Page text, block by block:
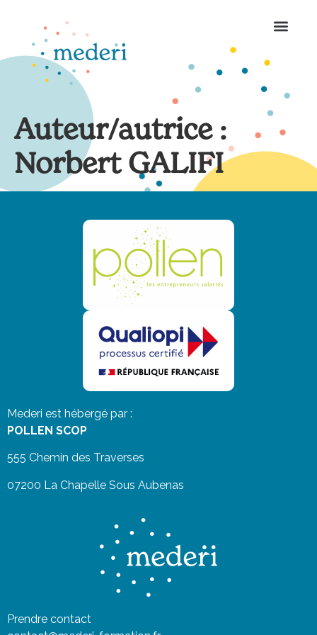
Auteur/autrice :
Norbert GALIFI
Mederi est hébergé par :
POLLEN SCOP
555 Chemin des Traverses
07200 La Chapelle Sous Aubenas
Prendre contact